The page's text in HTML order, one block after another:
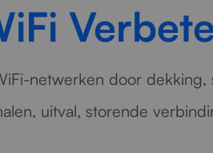
netwerken door
uitval, storende